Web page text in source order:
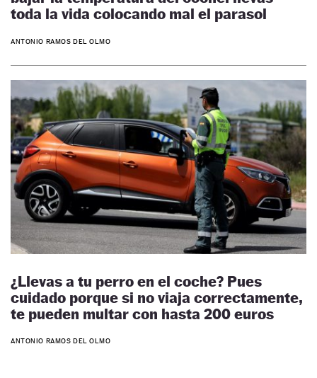
toda la vida colocando mal el parasol
ANTONIO RAMOS DEL OLMO
¿Llevas a tu perro en el coche? Pues
cuidado porque si no viaja correctamente,
te pueden multar con hasta 200 euros
ANTONIO RAMOS DEL OLMO